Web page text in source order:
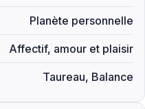
Planète personnelle
Affectif, amour et plaisir
Taureau, Balance